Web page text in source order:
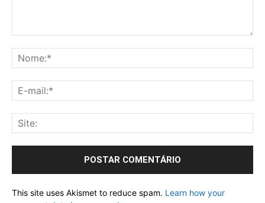
This site uses Akismet to reduce spam. Learn how your